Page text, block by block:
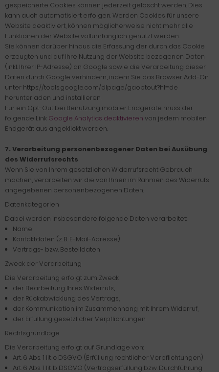
gespeicherte Cookies können jederzeit gelöscht werden. Dies
kann auch automatisiert erfolgen. Werden Cookies für unsere
Website deaktiviert, können möglicherweise nicht mehr alle
Funktionen der Website vollumfänglich genutzt werden.
Sie können darüber hinaus die Erfassung der durch das Cookie
erzeugten und auf Ihre Nutzung der Website bezogenen Daten
(inkl. Ihrer IP-Adresse) an Google sowie die Verarbeitung dieser
Daten durch Google verhindern, indem Sie das Browser Add-On
unter https://tools.google.com/dlpage/gaoptout?hl=de
herunterladen und installieren.
Für ein Opt-Out bei Benutzung mobiler Endgeräte muss der
folgende Link Google Analytics deaktivieren von jedem mobilen
Endgerät aus angeklickt werden.
7. Verarbeitung personenbezogener Daten bei Ausübung
des Widerrufsrechts
Wenn Sie von Ihrem gesetzlichen Widerrufsrecht Gebrauch
machen, verarbeiten wir die von Ihnen im Rahmen des Widerrufs
angegebenen personenbezogenen Daten.
Datenkategorien
Dabei werden insbesondere folgende Daten verarbeitet:
Name
Kontaktdaten (z. B. E-Mail-Adresse)
Vertrags- bzw. Bestelldaten
Zweck der Verarbeitung
Die Verarbeitung erfolgt zum Zweck:
der Bearbeitung Ihres Widerrufs,
der Rückabwicklung des Vertrags,
der Kommunikation im Zusammenhang mit Ihrem Widerruf,
der Erfüllung gesetzlicher Verpflichtungen.
Rechtsgrundlage
Die Verarbeitung erfolgt auf Grundlage von:
Art. 6 Abs. 1 lit. c DSGVO (Erfüllung rechtlicher Verpflichtungen)
Art. 6 Abs. 1 lit. b DSGVO (Vertragserfüllung bzw. Durchführung